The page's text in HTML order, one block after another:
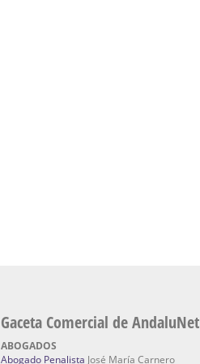
Gaceta Comercial de AndaluNet
ABOGADOS
Abogado Penalista José María Carnero